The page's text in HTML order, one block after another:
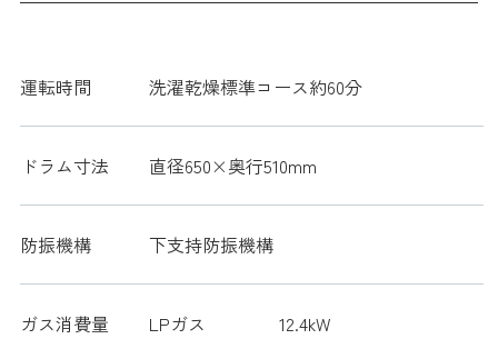
運転時間 洗濯乾燥標準コース約60分
ドラム寸法 直径650×奥行510mm
防振機構 下支持防振機構
ガス消費量 LPガス 12.4kW